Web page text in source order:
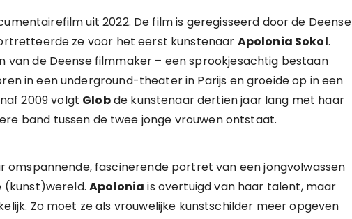
uit 2022. De film is geregisseerd door de Deense
ze voor het eerst kunstenaar Apolonia Sokol.
van de Deense filmmaker – een sprookjesachtig bestaan
in een underground-theater in Parijs en groeide op in een
2009 volgt Globde kunstenaar dertien jaar lang met haar
band tussen de twee jonge vrouwen ontstaat.
omspannende, fascinerende portret van een jongvolwassen
(kunst)wereld.Apolonia is overtuigd van haar talent, maar
Zo moet ze als vrouwelijke kunstschilder meer opgeven